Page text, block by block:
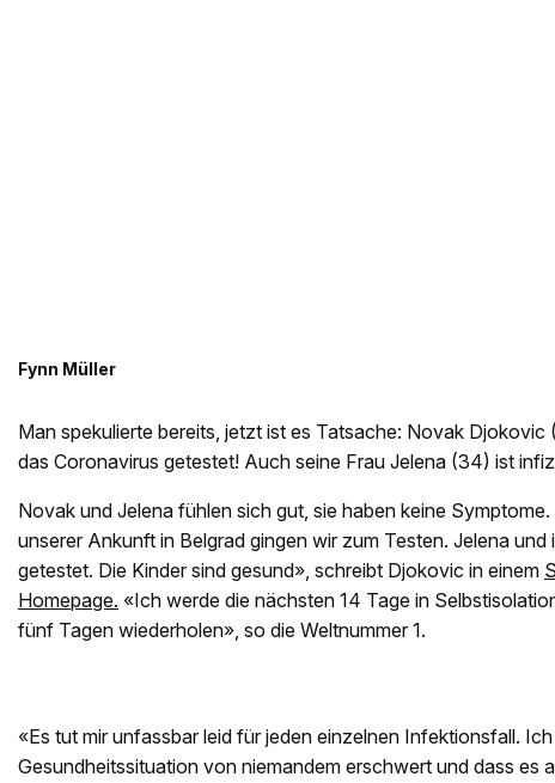
Fynn Müller
Man spekulierte bereits, jetzt ist es Tatsache: Novak
das Coronavirus getestet! Auch seine Frau Jelena (34) ist
Novak und Jelena fühlen sich gut, sie haben keine
unserer Ankunft in Belgrad gingen wir zum Testen. Jelena
getestet. Die Kinder sind gesund», schreibt Djokovic in einem
Homepage. «Ich werde die nächsten 14 Tage in
fünf Tagen wiederholen», so die Weltnummer 1.
«Es tut mir unfassbar leid für jeden einzelnen Infektionsfall.
Gesundheitssituation von niemandem erschwert und dass es